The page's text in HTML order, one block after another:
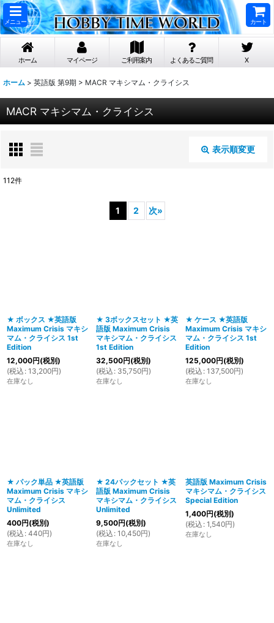
メニュー カート
ホーム マイページ ご利用案内 よくあるご質問 X
ホーム > 英語版 第9期 > MACR マキシマム・クライシス
MACR マキシマム・クライシス
表示順変更
112件
1 2 次»
★ ボックス ★英語版
Maximum Crisis マキシ
マム・クライシス 1st
Edition
12,000円(税別)
(税込 : 13,200円)
在庫なし
★ 3ボックスセット ★英
語版 Maximum Crisis
マキシマム・クライシス
1st Edition
32,500円(税別)
(税込 : 35,750円)
在庫なし
★ ケース ★英語版
Maximum Crisis マキシ
マム・クライシス 1st
Edition
125,000円(税別)
(税込 : 137,500円)
在庫なし
★ パック単品 ★英語版
Maximum Crisis マキシ
マム・クライシス
Unlimited
400円(税別)
(税込 : 440円)
在庫なし
★ 24パックセット ★英
語版 Maximum Crisis
マキシマム・クライシス
Unlimited
9,500円(税別)
(税込 : 10,450円)
在庫なし
英語版 Maximum Crisis
マキシマム・クライシス
Special Edition
1,400円(税別)
(税込 : 1,540円)
在庫なし